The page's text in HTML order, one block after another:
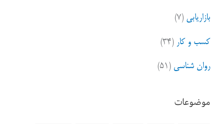
بازاریابی (۷)
کسب و کار (۳۴)
روان شناسی (۵۱)
موضوعات